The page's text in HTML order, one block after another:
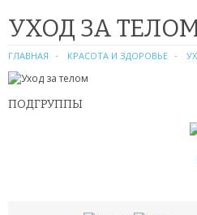
КРАСОТА И ЗДОРОВЬЕ
УХОД ЗА ВОЛОСАМИ
УХОД ЗА ЛИЦОМ
УХОД ЗА
ГЛАВНАЯ КРАСОТА И ЗДОРОВЬЕ
ПОДГРУППЫ